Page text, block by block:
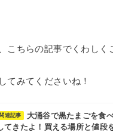
こちらの記事でくわしく
てみてくださいね！
関連記事
大涌谷で黒たまごを食
てきたよ！買える場所と値段